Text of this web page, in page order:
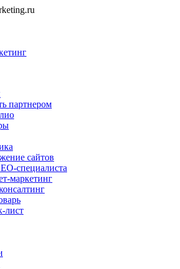
партнером
сайтов
специалиста
маркетинг
лист